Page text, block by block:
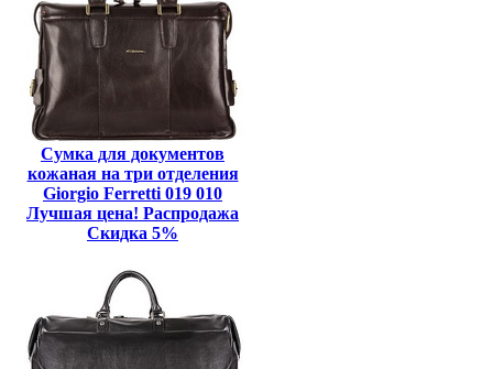
Сумка для документов
кожаная на три отделения
Giorgio Ferretti 019 010
Лучшая цена! Распродажа
Скидка 5%